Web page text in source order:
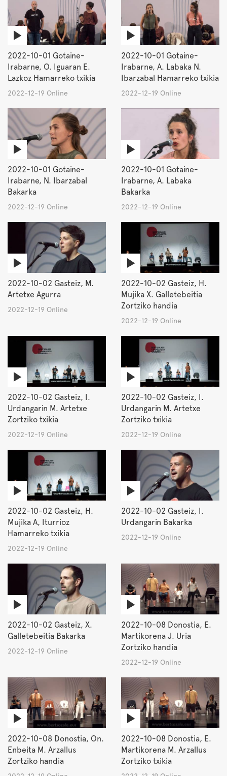
2022-10-01 Gotaine-
Irabarne, O. Iguaran E.
Lazkoz Hamarreko txikia
2022-12-19 Online
2022-10-01 Gotaine-
Irabarne, A. Labaka N.
Ibarzabal Hamarreko txikia
2022-12-19 Online
2022-10-01 Gotaine-
Irabarne, N. Ibarzabal
Bakarka
2022-12-19 Online
2022-10-01 Gotaine-
Irabarne, A. Labaka
Bakarka
2022-12-19 Online
2022-10-02 Gasteiz, M.
Artetxe Agurra
2022-12-19 Online
2022-10-02 Gasteiz, H.
Mujika X. Galletebeitia
Zortziko handia
2022-12-19 Online
2022-10-02 Gasteiz, I.
Urdangarin M. Artetxe
Zortziko txikia
2022-12-19 Online
2022-10-02 Gasteiz, I.
Urdangarin M. Artetxe
Zortziko txikia
2022-12-19 Online
2022-10-02 Gasteiz, H.
Mujika A, Iturrioz
Hamarreko txikia
2022-12-19 Online
2022-10-02 Gasteiz, I.
Urdangarin Bakarka
2022-12-19 Online
2022-10-02 Gasteiz, X.
Galletebeitia Bakarka
2022-12-19 Online
2022-10-08 Donostia, E.
Martikorena J. Uria
Zortziko handia
2022-12-19 Online
2022-10-08 Donostia, On.
Enbeita M. Arzallus
Zortziko handia
2022-10-08 Donostia, E.
Martikorena M. Arzallus
Zortziko txikia